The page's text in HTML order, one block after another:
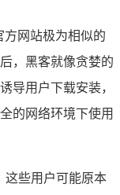
网站极为相似的
，黑客就像贪婪的
导用户下载安装，
的网络环境下使用
这些用户可能原本